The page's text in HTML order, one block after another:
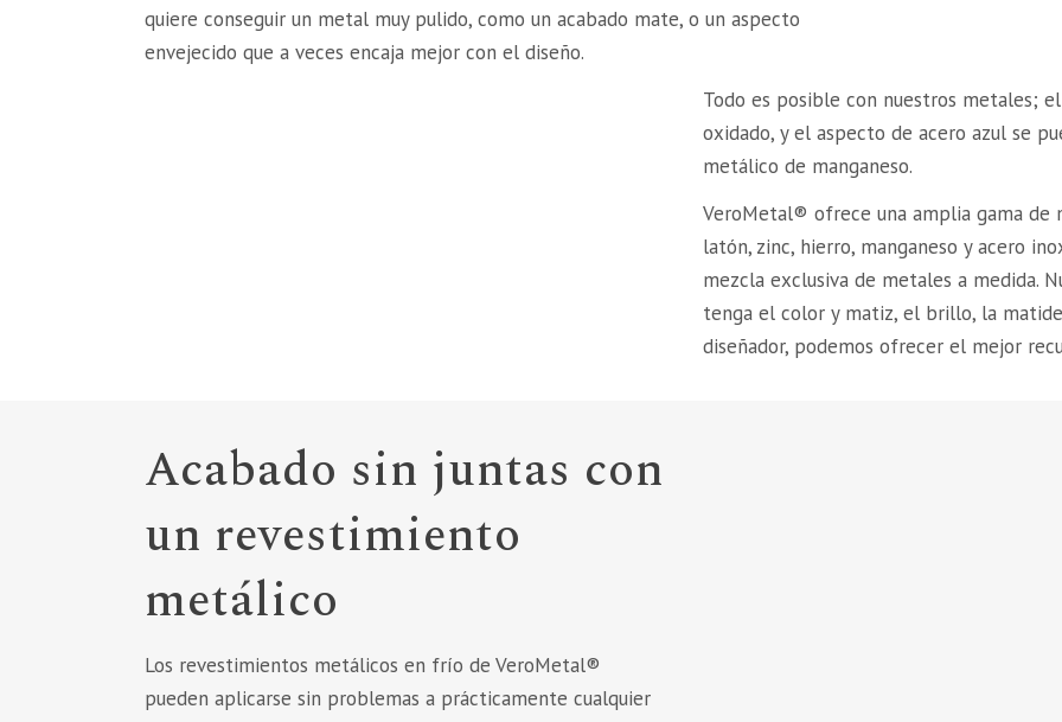
quiere conseguir un metal muy pulido, como un acabado mate, o un aspecto
envejecido que a veces encaja mejor con el diseño.
Todo es posible con nuestros metales;
oxidado, y el aspecto de acero azul se
metálico de manganeso.
VeroMetal® ofrece una amplia gama de
latón, zinc, hierro, manganeso y acero
mezcla exclusiva de metales a medida.
tenga el color y matiz, el brillo, la
diseñador, podemos ofrecer el mejor
Acabado sin juntas con
un revestimiento
metálico
Los revestimientos metálicos en frío de VeroMetal®
pueden aplicarse sin problemas a prácticamente cualquier